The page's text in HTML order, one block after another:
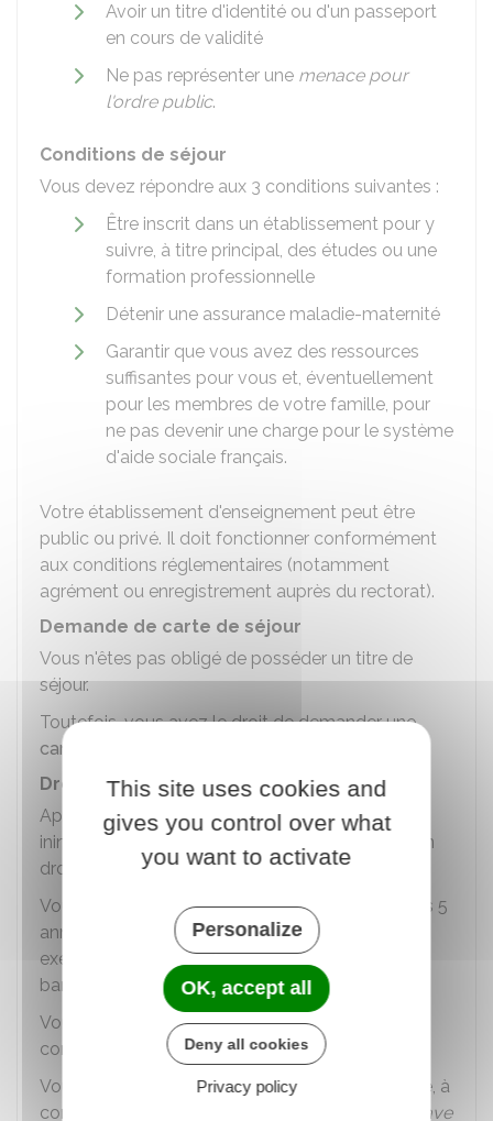
Avoir un titre d'identité ou d'un passeport
en cours de validité
Ne pas représenter une menace pour
l'ordre public.
Conditions de séjour
Vous devez répondre aux 3 conditions suivantes :
Être inscrit dans un établissement pour y
suivre, à titre principal, des études ou une
formation professionnelle
Détenir une assurance maladie-maternité
Garantir que vous avez des ressources
suffisantes pour vous et, éventuellement
pour les membres de votre famille, pour
ne pas devenir une charge pour le système
d'aide sociale français.
Votre établissement d'enseignement peut être
public ou privé. Il doit fonctionner conformément
aux conditions réglementaires (notamment
agrément ou enregistrement auprès du rectorat).
Demande de carte de séjour
Vous n'êtes pas obligé de posséder un titre de
séjour.
Toutefois, vous avez le droit de demander une
carte de séjour étudiant européen
Droit au séjour permanent
Après 5 années de résidence légale et
ininterrompue en France, vous pouvez obtenir un
droit au séjour permanent.
Vous devez prouver votre droits au séjour sur les 5
années précédentes par tous moyens (par
exemple, inscriptions universitaires, relevés
bancaires, précédents avis d'imposition).
Vous n'avez ensuite plus besoin de justifier les
conditions de votre séjour (études, ressources).
Vous pouvez demeurer définitivement en France, à
condition de ne pas représenter une
menace grave
This site uses cookies and
gives you control over what
you want to activate
Personalize
OK, accept all
Deny all cookies
Privacy policy